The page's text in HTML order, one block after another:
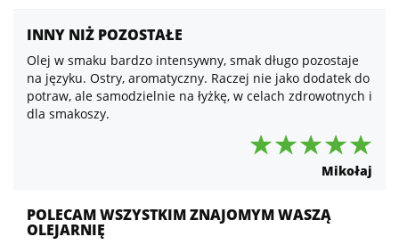
INNY NIŻ POZOSTAŁE
Olej w smaku bardzo intensywny, smak długo pozostaje
na języku. Ostry, aromatyczny. Raczej nie jako dodatek do
potraw, ale samodzielnie na łyżkę, w celach zdrowotnych i
dla smakoszy.
Mikołaj
POLECAM WSZYSTKIM ZNAJOMYM WASZĄ
OLEJARNIĘ